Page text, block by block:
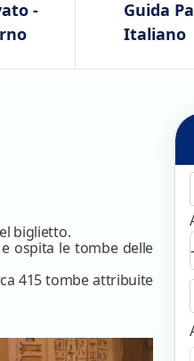
-
Guida
Italiano
biglietto.
ospita le tombe delle
415 tombe attribuite
che fu costruito
di Luxor, che mostra